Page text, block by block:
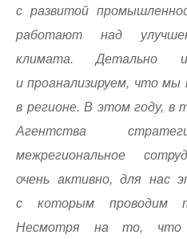
с развитой
работают над
климата. Детально
и проанализируем, что мы
в регионе. В этом году, в
Агентства
межрегиональное
очень активно, для нас
с которым проводим
Несмотря на то, что